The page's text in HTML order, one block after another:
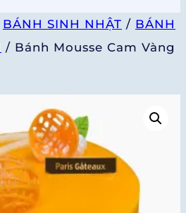
BÁNH SINH NHẬT / BÁNH
/ Bánh Mousse Cam Vàng